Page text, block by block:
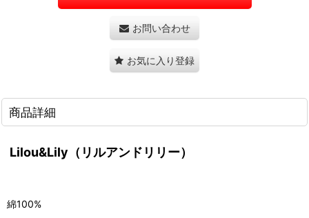
お問い合わせ
お気に入り登録
商品詳細
Lilou&Lily（リルアンドリリー）
綿100%